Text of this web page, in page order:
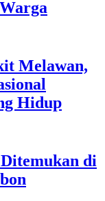
Melawan,
Hidup
di